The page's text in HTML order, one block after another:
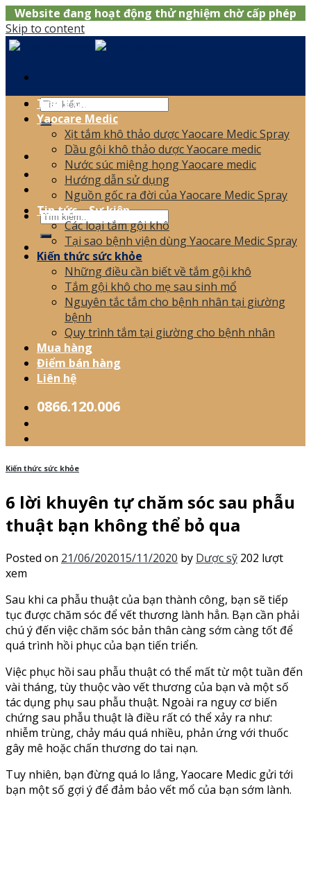
Website đang hoạt động thử nghiệm chờ cấp phép
Skip to content
0866.120.006
Trang chủ
Yaocare Medic
Xịt tắm khô thảo dược Yaocare Medic Spray
Dầu gội khô thảo dược Yaocare medic
Nước súc miệng họng Yaocare medic
Hướng dẫn sử dụng
Nguồn gốc ra đời của Yaocare Medic Spray
Tin tức – Sự kiện
Các loại tắm gội khô
Tại sao bệnh viện dùng Yaocare Medic Spray
Kiến thức sức khỏe
Những điều cần biết về tắm gội khô
Tắm gội khô cho mẹ sau sinh mổ
Nguyên tắc tắm cho bệnh nhân tại giường
bệnh
Quy trình tắm tại giường cho bệnh nhân
Mua hàng
Điểm bán hàng
Liên hệ
0866.120.006
Kiến thức sức khỏe
6 lời khuyên tự chăm sóc sau phẫu
thuật bạn không thể bỏ qua
Posted on 21/06/202015/11/2020 by Dược sỹ 202 lượt
xem
Sau khi ca phẫu thuật của bạn thành công, bạn sẽ tiếp
tục được chăm sóc để vết thương lành hẳn. Bạn cần phải
chú ý đến việc chăm sóc bản thân càng sớm càng tốt để
quá trình hồi phục của bạn tiến triển.
Việc phục hồi sau phẫu thuật có thể mất từ một tuần đến
vài tháng, tùy thuộc vào vết thương của bạn và một số
tác dụng phụ sau phẫu thuật. Ngoài ra nguy cơ biến
chứng sau phẫu thuật là điều rất có thể xảy ra như:
nhiễm trùng, chảy máu quá nhiều, phản ứng với thuốc
gây mê hoặc chấn thương do tai nạn.
Tuy nhiên, bạn đừng quá lo lắng, Yaocare Medic gửi tới
bạn một số gợi ý để đảm bảo vết mổ của bạn sớm lành.